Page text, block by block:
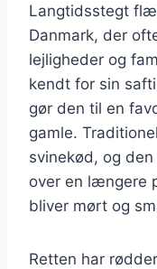
Langtidsstegt
Danmark, der
lejligheder og
kendt for sin
gør den til en
gamle.
svinekød, og
over en længere
bliver mørt og
Retten har